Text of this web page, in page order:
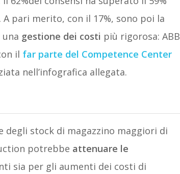
. A pari merito, con il 17%, sono poi la
gestione dei costi più rigorosa: ABB
il far parte del Competence Center
nell’infografica allegata.
degli stock di magazzino maggiori di
potrebbe attenuare le
sia per gli aumenti dei costi di